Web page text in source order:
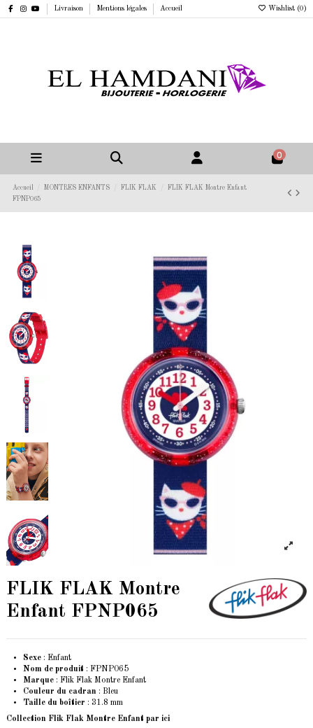
Livraison Mentions légales Accueil Wishlist (0 )
0
Accueil MONTRES ENFANTS FLIK FLAK
FLIK FLAK Montre Enfant
FPNP065
FLIK FLAK Montre
Enfant FPNP065
Sexe : Enfant
Nom de produit : FPNP065
Marque : Flik Flak Montre Enfant
Couleur du cadran : Bleu
Taille du boîtier : 31.8 mm
Collection Flik Flak Montre Enfant par ici